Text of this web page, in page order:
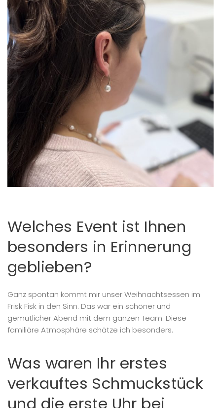
Welches Event ist Ihnen
besonders in Erinnerung
geblieben?
Ganz spontan kommt mir unser Weihnachtsessen im
Frisk Fisk in den Sinn. Das war ein schöner und
gemütlicher Abend mit dem ganzen Team. Diese
familiäre Atmosphäre schätze ich besonders.
Was waren Ihr erstes
verkauftes Schmuckstück
und die erste Uhr bei